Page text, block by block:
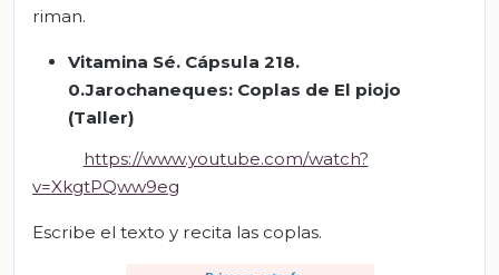
riman.
Vitamina Sé. Cápsula 218.
0.Jarochaneques: Coplas de El piojo
(Taller)
https://www.youtube.com/watch?
v=XkgtPQww9eg
Escribe el texto y recita las coplas.